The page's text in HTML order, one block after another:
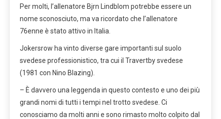
Per molti, l’allenatore Bjrn Lindblom potrebbe essere un
nome sconosciuto, ma va ricordato che l’allenatore
76enne è stato attivo in Italia.
Jokersrow ha vinto diverse gare importanti sul suolo
svedese professionistico, tra cui il Travertby svedese
(1981 con Nino Blazing).
– È davvero una leggenda in questo contesto e uno dei più
grandi nomi di tutti i tempi nel trotto svedese. Ci
conosciamo da molti anni e sono rimasto molto colpito dal